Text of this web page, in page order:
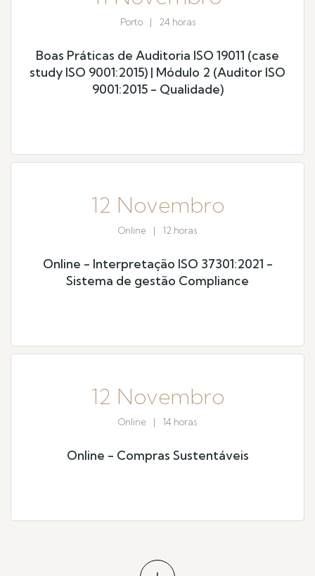
Porto | 24 horas
Boas Práticas de Auditoria ISO 19011 (case
study ISO 9001:2015) | Módulo 2 (Auditor ISO
9001:2015 - Qualidade)
12 Novembro
Online | 12 horas
Online - Interpretação ISO 37301:2021 -
Sistema de gestão Compliance
12 Novembro
Online | 14 horas
Online - Compras Sustentáveis